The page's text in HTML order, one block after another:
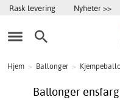
Rask levering Nyheter >>
Hjem > Ballonger >
Ballonger